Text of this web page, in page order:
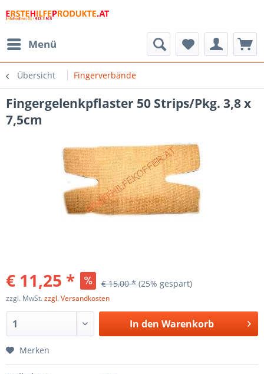
Menü
Übersicht Fingerverbände
Fingergelenkpflaster 50 Strips/Pkg. 3,8 x
7,5cm
€ 11,25 * € 15,00 * (25% gespart)
zzgl. MwSt.zzgl. Versandkosten
In den Warenkorb
Merken